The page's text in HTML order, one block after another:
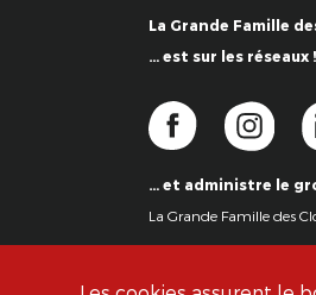
La Grande Famille
… est sur les réseaux !
… et administre le
La Grande Famille des